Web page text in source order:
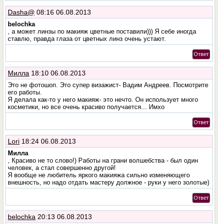
Dasha@ 08:16 06.08.2013
belochka
, а может линзы по макияж цветные поставили))) Я себе иногда
ставлю, правда глаза от цветных линз очень устают.
Ответ
Милла 18:10 06.08.2013
Это не фотошоп. Это супер визажист- Вадим Андреев. Посмотрите
его работы.
Я делала как-то у него макияж- это нечто. Он использует много
косметики, но все очень красиво получается... Имхо
Ответ
Lоri 18:24 06.08.2013
Милла
, Красиво не то слово!) Работы на грани волшебства - был один
человек, а стал совершенно другой!
Я вообще не любитель яркого макияжа сильно изменяющего
внешность, но надо отдать мастеру должное - руки у него золотые)
Ответ
belochka 20:13 06.08.2013